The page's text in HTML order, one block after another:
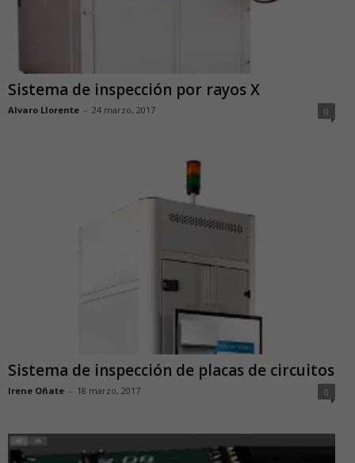
Sistema de inspección por rayos X
Alvaro Llorente - 24 marzo, 2017 0
Sistema de inspección de placas de circuitos
Irene Oñate - 18 marzo, 2017 0